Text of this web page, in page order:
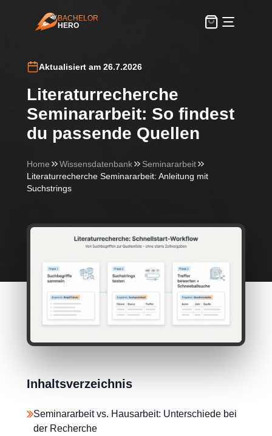
BachelorHero
BACHELOR
HERO
Aktualisiert am 26.7.2026
Literaturrecherche
Seminararbeit: So findest
du passende Quellen
Home Wissensdatenbank
Seminararbeit
Literaturrecherche Seminararbeit: Anleitung mit
Suchstrings
Inhaltsverzeichnis
Seminararbeit vs. Hausarbeit: Unterschiede bei
der Recherche